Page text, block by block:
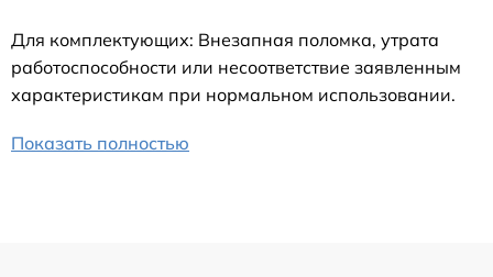
Для комплектующих: Внезапная поломка, утрата
работоспособности или несоответствие заявленным
характеристикам при нормальном использовании.
Показать полностью